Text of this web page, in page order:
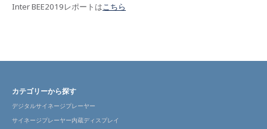
Inter BEE2019レポートはこちら
カテゴリーから探す
デジタルサイネージプレーヤー
サイネージプレーヤー内蔵ディスプレイ